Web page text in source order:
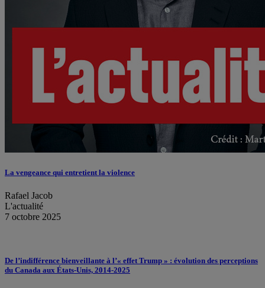
La vengeance qui entretient la violence
Rafael Jacob
L'actualité
7 octobre 2025
De l’indifférence bienveillante à l’« effet Trump » : évolution des perceptions
du Canada aux États-Unis, 2014-2025